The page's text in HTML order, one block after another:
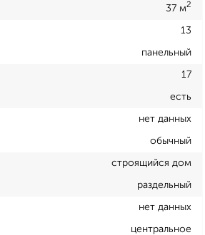
37 м2
13
панельный
17
есть
нет данных
обычный
строящийся дом
раздельный
нет данных
центральное